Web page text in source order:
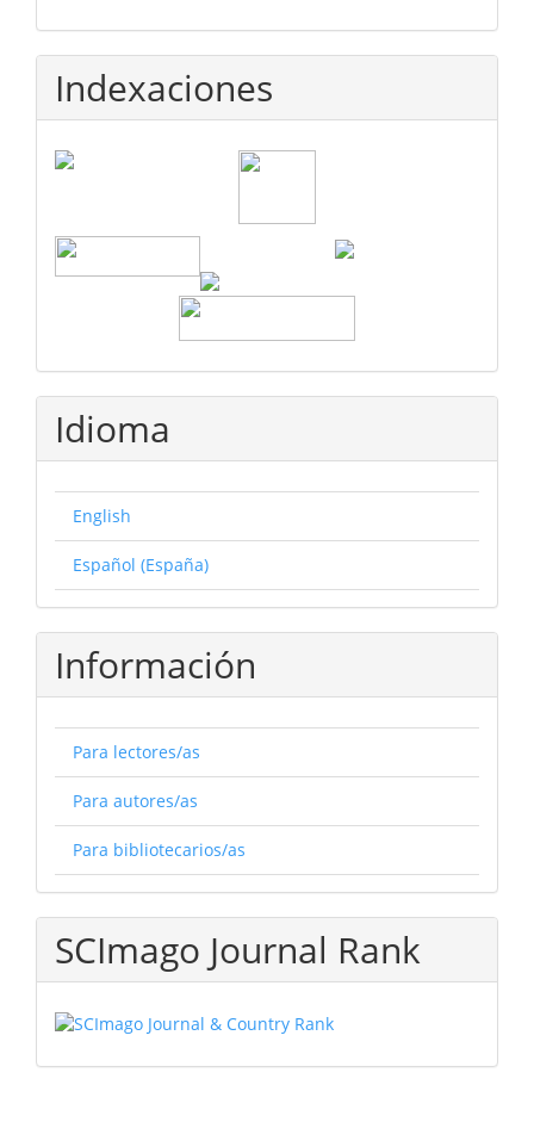
Indexaciones
Idioma
English
Español (España)
Información
Para lectores/as
Para autores/as
Para bibliotecarios/as
SCImago Journal Rank